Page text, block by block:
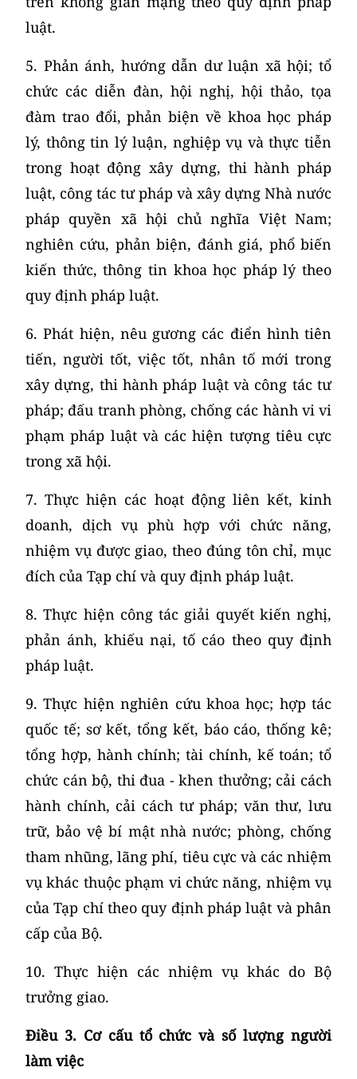
luật.
5. Phản ánh, hướng dẫn dư luận xã hội; tổ
chức các diễn đàn, hội nghị, hội thảo, tọa
đàm trao đổi, phản biện về khoa học pháp
lý, thông tin lý luận, nghiệp vụ và thực tiễn
trong hoạt động xây dựng, thi hành pháp
luật, công tác tư pháp và xây dựng Nhà nước
pháp quyền xã hội chủ nghĩa Việt Nam;
nghiên cứu, phản biện, đánh giá, phổ biến
kiến thức, thông tin khoa học pháp lý theo
quy định pháp luật.
6. Phát hiện, nêu gương các điển hình tiên
tiến, người tốt, việc tốt, nhân tố mới trong
xây dựng, thi hành pháp luật và công tác tư
pháp; đấu tranh phòng, chống các hành vi vi
phạm pháp luật và các hiện tượng tiêu cực
trong xã hội.
7. Thực hiện các hoạt động liên kết, kinh
doanh, dịch vụ phù hợp với chức năng,
nhiệm vụ được giao, theo đúng tôn chỉ, mục
đích của Tạp chí và quy định pháp luật.
8. Thực hiện công tác giải quyết kiến nghị,
phản ánh, khiếu nại, tố cáo theo quy định
pháp luật.
9. Thực hiện nghiên cứu khoa học; hợp tác
quốc tế; sơ kết, tổng kết, báo cáo, thống kê;
tổng hợp, hành chính; tài chính, kế toán; tổ
chức cán bộ, thi đua - khen thưởng; cải cách
hành chính, cải cách tư pháp; văn thư, lưu
trữ, bảo vệ bí mật nhà nước; phòng, chống
tham nhũng, lãng phí, tiêu cực và các nhiệm
vụ khác thuộc phạm vi chức năng, nhiệm vụ
của Tạp chí theo quy định pháp luật và phân
cấp của Bộ.
10. Thực hiện các nhiệm vụ khác do Bộ
trưởng giao.
Điều 3. Cơ cấu tổ chức và số lượng người
làm việc